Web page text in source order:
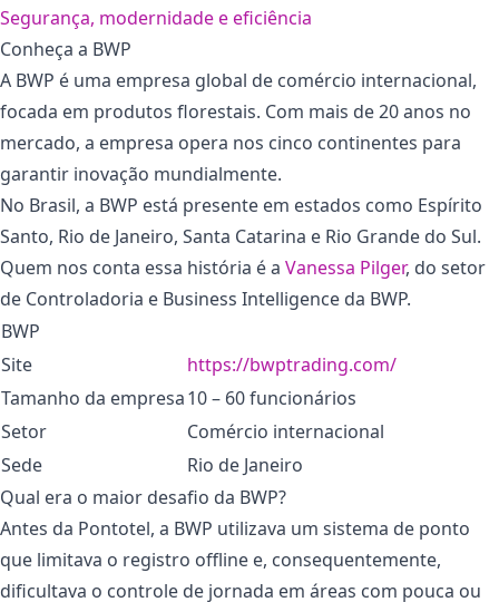
Segurança, modernidade e eficiência
Conheça a BWP
A BWP é uma empresa global de comércio internacional,
focada em produtos florestais. Com mais de 20 anos no
mercado, a empresa opera nos cinco continentes para
garantir inovação mundialmente.
No Brasil, a BWP está presente em estados como Espírito
Santo, Rio de Janeiro, Santa Catarina e Rio Grande do Sul.
Quem nos conta essa história é a Vanessa Pilger, do setor
de Controladoria e Business Intelligence da BWP.
BWP
Site
https://bwptrading.com/
Tamanho da empresa10 – 60 funcionários
Setor
Comércio internacional
Sede
Rio de Janeiro
Qual era o maior desafio da BWP?
Antes da Pontotel, a BWP utilizava um sistema de ponto
que limitava o registro offline e, consequentemente,
dificultava o controle de jornada em áreas com pouca ou